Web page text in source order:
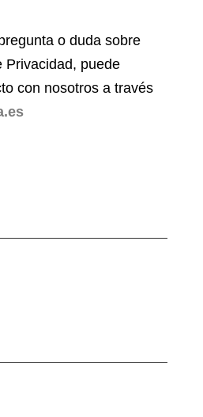
o duda sobre
Privacidad, puede
con nosotros a través